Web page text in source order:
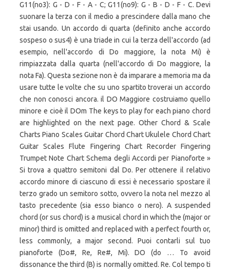
G11(no3): G - D - F - A - C; G11(no9): G - B - D - F - C. Devi
suonare la terza con il medio a prescindere dalla mano che
stai usando. Un accordo di quarta (definito anche accordo
sospeso o sus4) è una triade in cui la terza dell'accordo (ad
esempio, nell'accordo di Do maggiore, la nota Mi) è
rimpiazzata dalla quarta (nell'accordo di Do maggiore, la
nota Fa). Questa sezione non è da imparare a memoria ma da
usare tutte le volte che su uno spartito troverai un accordo
che non conosci ancora. il DO Maggiore costruiamo quello
minore e cioè il DOm The keys to play for each piano chord
are highlighted on the next page. Other Chord & Scale
Charts Piano Scales Guitar Chord Chart Ukulele Chord Chart
Guitar Scales Flute Fingering Chart Recorder Fingering
Trumpet Note Chart Schema degli Accordi per Pianoforte »
Si trova a quattro semitoni dal Do. Per ottenere il relativo
accordo minore di ciascuno di essi è necessario spostare il
terzo grado un semitoro sotto, ovvero la nota nel mezzo al
tasto precedente (sia esso bianco o nero). A suspended
chord (or sus chord) is a musical chord in which the (major or
minor) third is omitted and replaced with a perfect fourth or,
less commonly, a major second. Puoi contarli sul tuo
pianoforte (Do#, Re, Re#, Mi). DO (do … To avoid
dissonance the third (B) is normally omitted. Re. Col tempo ti